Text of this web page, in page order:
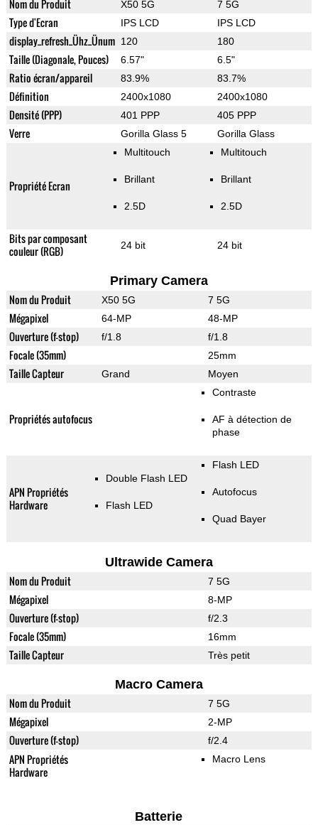
Nom du Produit X50 5G 7 5G
Type d'Ecran IPS LCD IPS LCD
display_refresh_Ühz_Ünum 120 180
Taille (Diagonale, Pouces) 6.57" 6.5"
Ratio écran/appareil 83.9% 83.7%
Définition 2400x1080 2400x1080
Densité (PPP) 401 PPP 405 PPP
Verre Gorilla Glass 5 Gorilla Glass
Propriété Ecran
Multitouch
Brillant
2.5D
Multitouch
Brillant
2.5D
Bits par composant
couleur (RGB)
24 bit 24 bit
Primary Camera
Nom du Produit X50 5G 7 5G
Mégapixel 64-MP 48-MP
Ouverture (f-stop) f/1.8 f/1.8
Focale (35mm) 25mm
Taille Capteur Grand Moyen
Propriétés autofocus
Contraste
AF à détection de
phase
APN Propriétés
Hardware
Double Flash LED
Flash LED
Flash LED
Autofocus
Quad Bayer
Ultrawide Camera
Nom du Produit 7 5G
Mégapixel 8-MP
Ouverture (f-stop) f/2.3
Focale (35mm) 16mm
Taille Capteur Très petit
Macro Camera
Nom du Produit 7 5G
Mégapixel 2-MP
Ouverture (f-stop) f/2.4
APN Propriétés
Hardware
Macro Lens
Batterie